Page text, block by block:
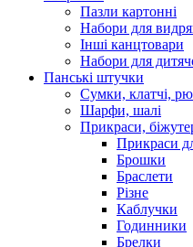
Пазли картонні
Набори для
Інші канцтовари
Набори для
Панські штучки
Сумки, клатчі,
Шарфи, шалі
Прикраси,
Прикраси
Брошки
Браслети
Різне
Каблучки
Годинники
Брелки